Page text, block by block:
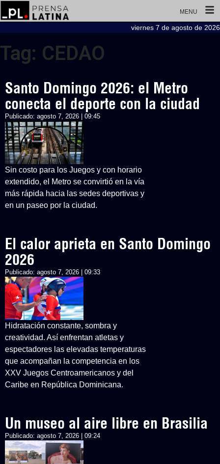
MENU
viernes 7 de agosto de 2026
Tag: CEDAO
Santo Domingo 2026: el Metro
conecta el deporte con la ciudad
Publicado: agosto 7, 2026 | 09:45
Sin costo para los Juegos y con horario
extendido, el Metro se convirtió en la vía
más rápida hacia las sedes deportivas y
en un paseo por la ciudad.
El calor aprieta en Santo Domingo
2026
Publicado: agosto 7, 2026 | 09:33
Hidratación constante, sombra y
creatividad. Así enfrentan atletas y
espectadores las elevadas temperaturas
que acompañan la competencia en los
XXV Juegos Centroamericanos y del
Caribe en República Dominicana.
Un museo al aire libre en Brasilia
Publicado: agosto 7, 2026 | 09:24